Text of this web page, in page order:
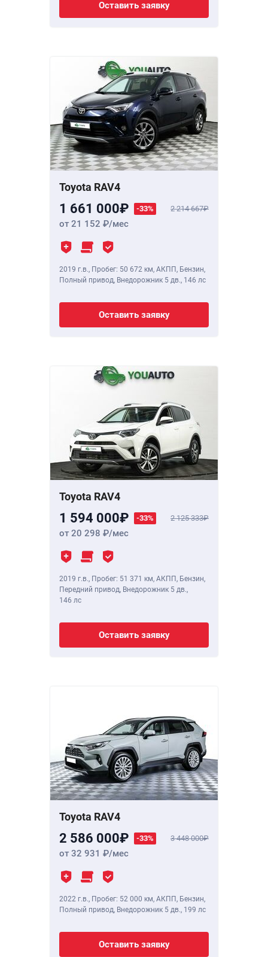
Оставить заявку
Toyota RAV4
1 661 000 -33% 2 214 667
от 21 152 /мес
2019 г.в., Пробег: 50 672 км, АКПП, Бензин,
Полный привод, Внедорожник 5 дв., 146 лс
Оставить заявку
Toyota RAV4
1 594 000 -33% 2 125 333
от 20 298 /мес
2019 г.в., Пробег: 51 371 км, АКПП, Бензин,
Передний привод, Внедорожник 5 дв.,
146 лс
Оставить заявку
Toyota RAV4
2 586 000 -33% 3 448 000
от 32 931 /мес
2022 г.в., Пробег: 52 000 км, АКПП, Бензин,
Полный привод, Внедорожник 5 дв., 199 лс
Оставить заявку